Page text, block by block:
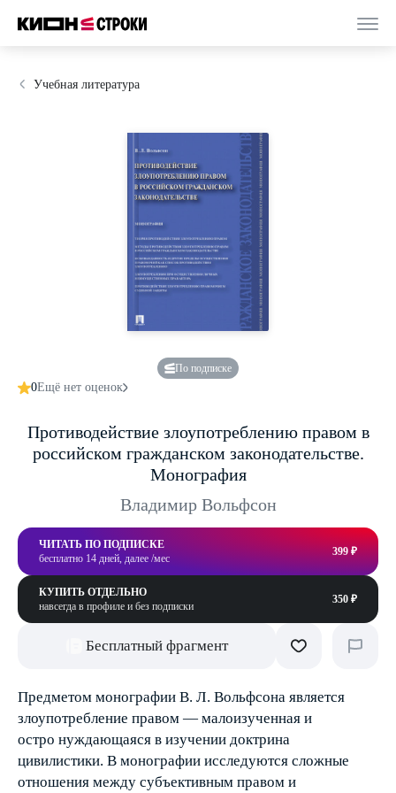
Учебная литература
По подписке
0Ещё нет оценок
Противодействие злоупотреблению правом в
российском гражданском законодательстве.
Монография
Владимир Вольфсон
ЧИТАТЬ ПО ПОДПИСКЕ
бесплатно 14 дней, далее /мес
399 ₽
КУПИТЬ ОТДЕЛЬНО
навсегда в профиле и без подписки
350 ₽
Бесплатный фрагмент
Предметом монографии В. Л. Вольфсона является
злоупотребление правом — малоизученная и
остро нуждающаяся в изучении доктрина
цивилистики. В монографии исследуются сложные
отношения между субъективным правом и